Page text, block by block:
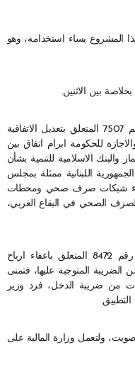
المشروع يساء استخدامه، وهو
بين الاثنين.
ثم طرح مشروع القانون الوارد بالمرسوم رقم 7507 المتعلق بتعديل الاتفاقية
بالقانون رقم 282 تاريخ 3/4/2001 والاجازة للحكومة ابرام اتفاق بين
والبنك الاسلامية للتنمية بشأن
اللبنانية ممثلة بمجلس
لانشاء شبكات صرف صحي ومحطات
الصحي في البقاع الغربي،
كما طرح مشروع القانون الوارد بالمرسوم رقم 8472 المتعلق باعفاء ارباح
الصناعية اللبنانية المنشأ من 50% من الضريبة المتوجبة عليها، فتمنى
من ضريبة الدخل، فرد وزير
ولتعمل وزارة المالية على